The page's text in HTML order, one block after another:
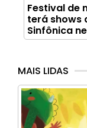
Festival de
terá shows
Sinfônica
MAIS LIDAS